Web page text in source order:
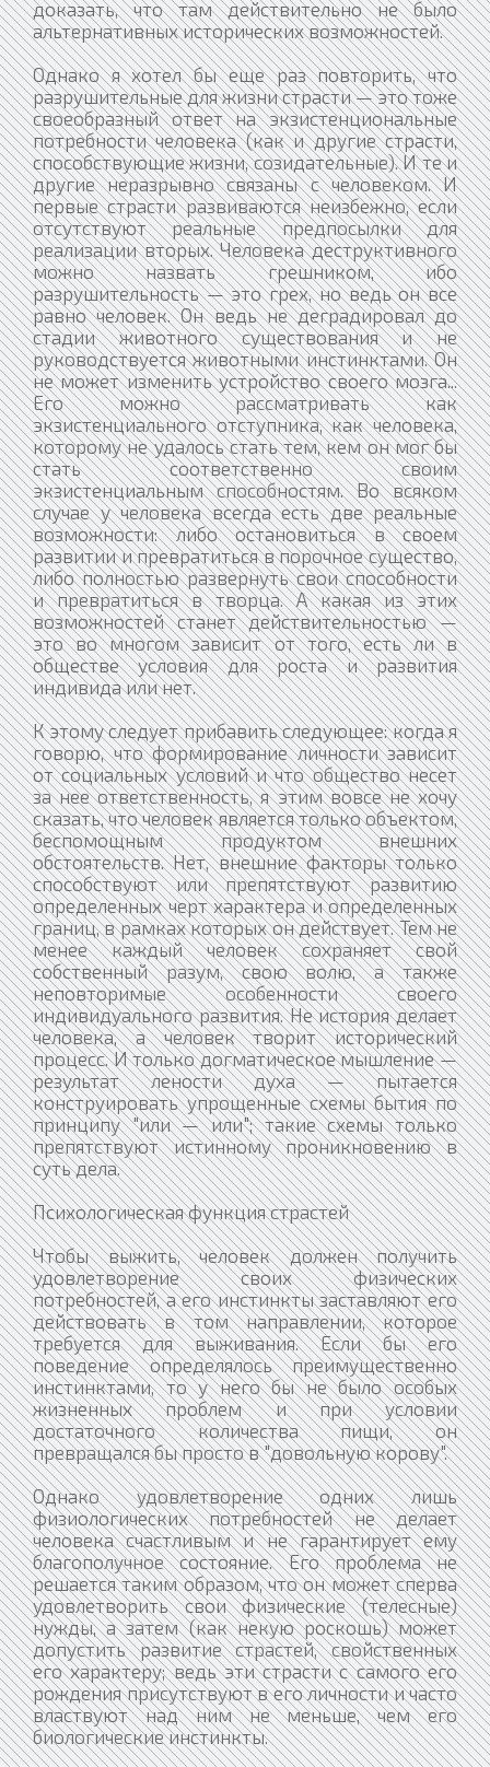
доказать, что там действительно не было
альтернативных исторических возможностей.
Однако я хотел бы еще раз повторить, что
разрушительные для жизни страсти — это тоже
своеобразный ответ на экзистенциональные
потребности человека (как и другие страсти,
способствующие жизни, созидательные). И те и
другие неразрывно связаны с человеком. И
первые страсти развиваются неизбежно, если
отсутствуют реальные предпосылки для
реализации вторых. Человека деструктивного
можно назвать грешником, ибо
разрушительность — это грех, но ведь он все
равно человек. Он ведь не деградировал до
стадии животного существования и не
руководствуется животными инстинктами. Он
не может изменить устройство своего мозга...
Его можно рассматривать как
экзистенциального отступника, как человека,
которому не удалось стать тем, кем он мог бы
стать соответственно своим
экзистенциальным способностям. Во всяком
случае у человека всегда есть две реальные
возможности: либо остановиться в своем
развитии и превратиться в порочное существо,
либо полностью развернуть свои способности
и превратиться в творца. А какая из этих
возможностей станет действительностью —
это во многом зависит от того, есть ли в
обществе условия для роста и развития
индивида или нет.
К этому следует прибавить следующее: когда я
говорю, что формирование личности зависит
от социальных условий и что общество несет
за нее ответственность, я этим вовсе не хочу
сказать, что человек является только объектом,
беспомощным продуктом внешних
обстоятельств. Нет, внешние факторы только
способствуют или препятствуют развитию
определенных черт характера и определенных
границ, в рамках которых он действует. Тем не
менее каждый человек сохраняет свой
собственный разум, свою волю, а также
неповторимые особенности своего
индивидуального развития. Не история делает
человека, а человек творит исторический
процесс. И только догматическое мышление —
результат лености духа — пытается
конструировать упрощенные схемы бытия по
принципу "или — или"; такие схемы только
препятствуют истинному проникновению в
суть дела.
Психологическая функция страстей
Чтобы выжить, человек должен получить
удовлетворение своих физических
потребностей, а его инстинкты заставляют его
действовать в том направлении, которое
требуется для выживания. Если бы его
поведение определялось преимущественно
инстинктами, то у него бы не было особых
жизненных проблем и при условии
достаточного количества пищи, он
превращался бы просто в "довольную корову".
Однако удовлетворение одних лишь
физиологических потребностей не делает
человека счастливым и не гарантирует ему
благополучное состояние. Его проблема не
решается таким образом, что он может сперва
удовлетворить свои физические (телесные)
нужды, а затем (как некую роскошь) может
допустить развитие страстей, свойственных
его характеру; ведь эти страсти с самого его
рождения присутствуют в его личности и часто
властвуют над ним не меньше, чем его
биологические инстинкты.